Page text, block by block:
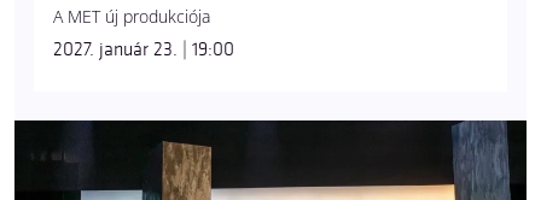
A MET új produkciója
2027. január 23. | 19:00